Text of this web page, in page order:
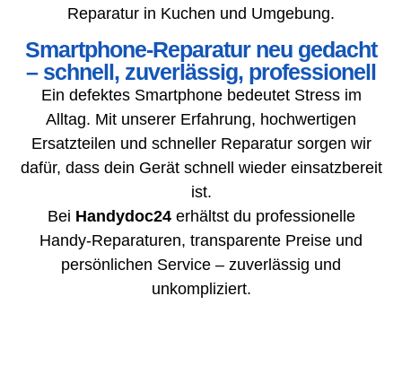
Reparatur in Kuchen und Umgebung.
Smartphone-Reparatur neu gedacht
– schnell, zuverlässig, professionell
Ein defektes Smartphone bedeutet Stress im
Alltag. Mit unserer Erfahrung, hochwertigen
Ersatzteilen und schneller Reparatur sorgen wir
dafür, dass dein Gerät schnell wieder einsatzbereit
ist.
Bei Handydoc24erhältst du professionelle
Handy-Reparaturen, transparente Preise und
persönlichen Service – zuverlässig und
unkompliziert.